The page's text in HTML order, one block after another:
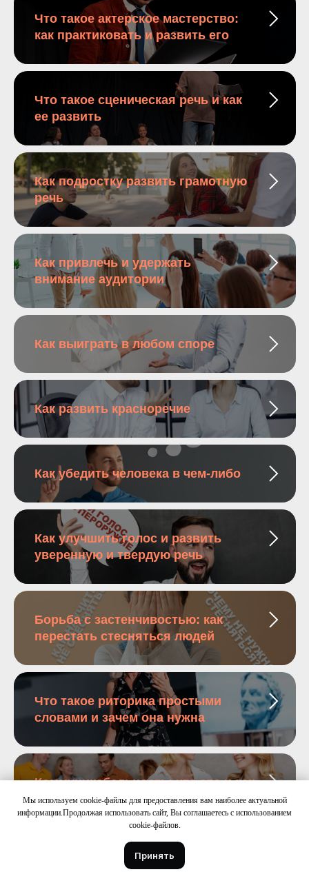
Мы используем cookie-файлы для предоставления вам наиболее актуальной
информации.Продолжая использовать сайт, Вы соглашаетесь с использованием
cookie-файлов.
Принять
Что такое актерское мастерство:
как практиковать и развить его
Что такое сценическая речь и как
ее развить
Как подростку развить грамотную
речь
Как привлечь и удержать
внимание аудитории
Как выиграть в любом споре
Как развить красноречие
Как убедить человека в чем-либо
Как улучшить голос и развить
уверенную и твердую речь
Борьба с застенчивостью: как
перестать стесняться людей
Что такое риторика простыми
словами и зачем она нужна
Коммуникабельность: что это и как
ее развить
Как научиться успешно выступать